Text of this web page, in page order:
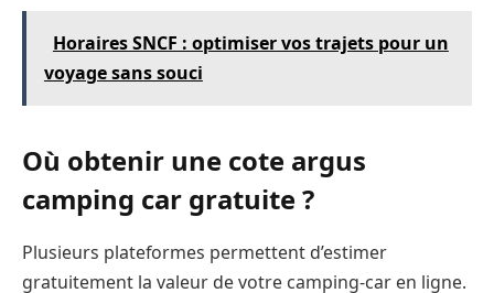
Horaires SNCF : optimiser vos trajets pour un
voyage sans souci
Où obtenir une cote argus
camping car gratuite ?
Plusieurs plateformes permettent d’estimer
gratuitement la valeur de votre camping-car en ligne.